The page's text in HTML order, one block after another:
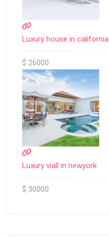
Luxury house in california
$ 26000
Luxury viall in newyork
$ 30000